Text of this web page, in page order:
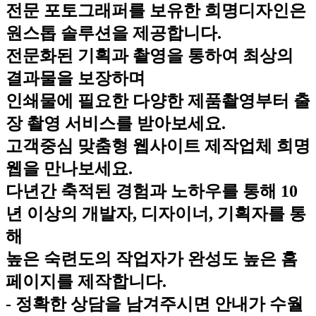
전문 포토그래퍼를 보유한 희명디자인은
원스톱 솔루션을 제공합니다.
전문화된 기획과 촬영을 통하여 최상의
결과물을 보장하며
인쇄물에 필요한 다양한 제품촬영부터 출
장 촬영 서비스를 받아보세요.
고객중심 맞춤형 웹사이트 제작업체 희명
웹을 만나보세요.
다년간 축적된 경험과 노하우를 통해 10
년 이상의 개발자, 디자이너, 기획자를 통
해
높은 숙련도의 작업자가 완성도 높은 홈
페이지를 제작합니다.
- 정확한 상담을 남겨주시면 안내가 수월